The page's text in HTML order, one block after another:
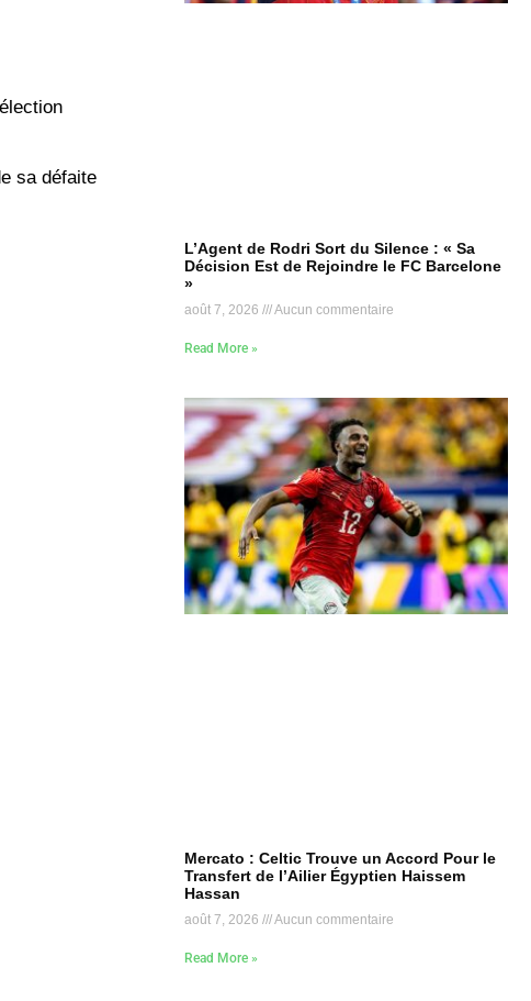
sa défaite
L’Agent de Rodri Sort du Silence : « Sa
Décision Est de Rejoindre le FC Barcelone
»
août 7, 2026 Aucun commentaire
Read More »
Mercato : Celtic Trouve un Accord Pour le
Transfert de l’Ailier Égyptien Haissem
Hassan
août 7, 2026 Aucun commentaire
Read More »